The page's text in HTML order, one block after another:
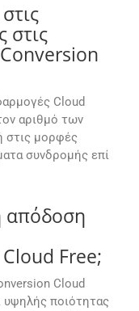
στις
Cloud
αριθμό των
στις μορφές
συνδρομής επί
απόδοση
Free;
Cloud
υψηλής ποιότητας